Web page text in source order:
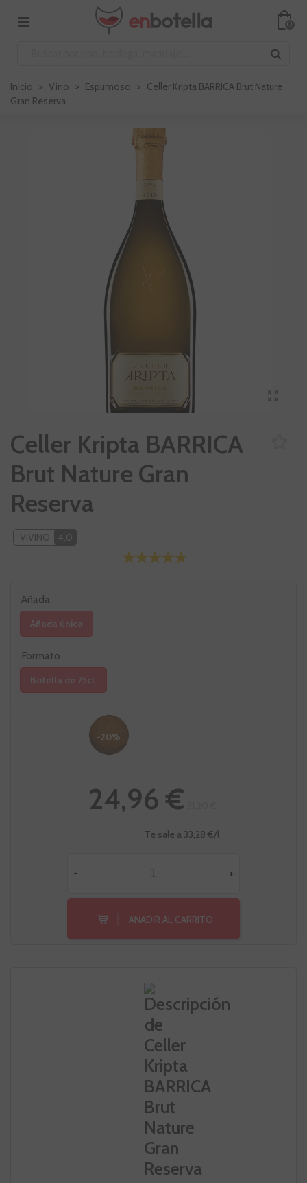
0
Inicio > Vino > Espumoso > Celler Kripta BARRICA Brut Nature
Gran Reserva
Celler Kripta BARRICA
Brut Nature Gran
Reserva
VIVINO 4,0
Añada
Añada única
Formato
Botella de 75cl.
-20%
24,96 €
Te sale a 33,28 €/l
- +
AÑADIR AL CARRITO